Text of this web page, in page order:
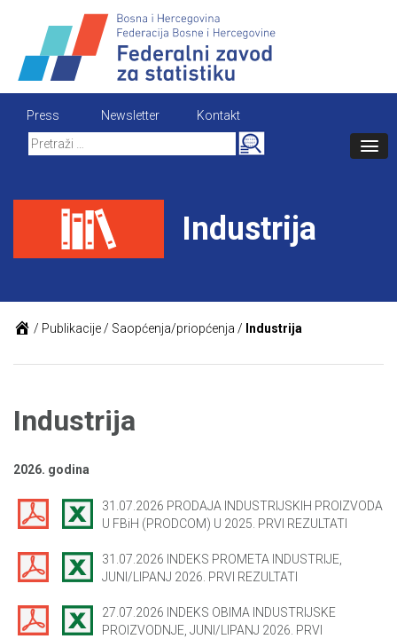
content
Press Newsletter
Kontakt
Search
for:
Industrija
/ Publikacije/ Saopćenja/priopćenja / Industrija
Industrija
2026. godina
31.07.2026 PRODAJA INDUSTRIJSKIH PROIZVODA
U FBiH (PRODCOM) U 2025. PRVI REZULTATI
31.07.2026 INDEKS PROMETA INDUSTRIJE,
JUNI/LIPANJ 2026. PRVI REZULTATI
27.07.2026 INDEKS OBIMA INDUSTRIJSKE
PROIZVODNJE, JUNI/LIPANJ 2026. PRVI